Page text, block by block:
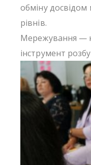
обміну досвідом
рівнів.
Мережування —
інструмент